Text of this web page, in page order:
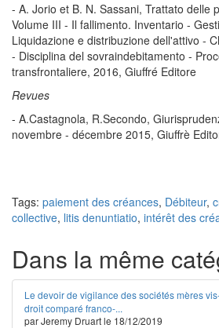
- A. Jorio et B. N. Sassani, Trattato delle
Volume III - Il fallimento. Inventario -
Liquidazione e distribuzione dell'attivo -
- Disciplina del sovraindebitamento -
transfrontaliere, 2016, Giuffré Editore
Revues
- A.Castagnola, R.Secondo,
novembre - décembre 2015, Giuffrè
Tags: paiement des créances, Débiteur,
collective, litis denuntiatio, intérêt des
Dans la même
Le devoir de vigilance des sociétés mères
droit comparé franco-...
par Jeremy Druart le 18/12/2019